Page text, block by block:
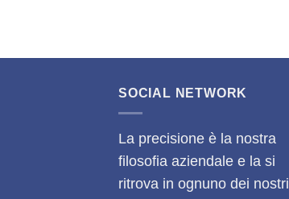
SOCIAL NETWORK
La precisione è la nostra
filosofia aziendale e la si
ritrova in ognuno dei nostri